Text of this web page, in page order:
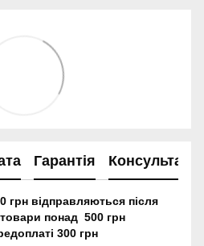
Гарантія Консультація
грн відправляються після
понад 500 грн
300 грн